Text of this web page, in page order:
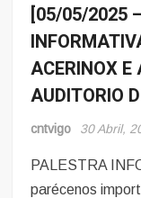
Eventos
[05/05/2025
ACERINOX
AUDITORIO
cntvigo 30 Abril,
PALESTRA
parécenos